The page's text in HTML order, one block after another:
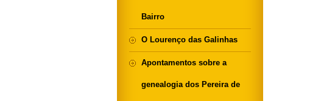
Bairro
O Lourenço das Galinhas
Apontamentos sobre a
genealogia dos Pereira de